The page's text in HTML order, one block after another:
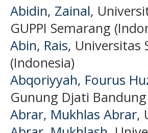
Abidin, Zainal,
GUPPI Semarang
Abin, Rais, Universitas
(Indonesia)
Abqoriyyah, Fourus
Gunung Djati
Abrar, Mukhlas Abrar,